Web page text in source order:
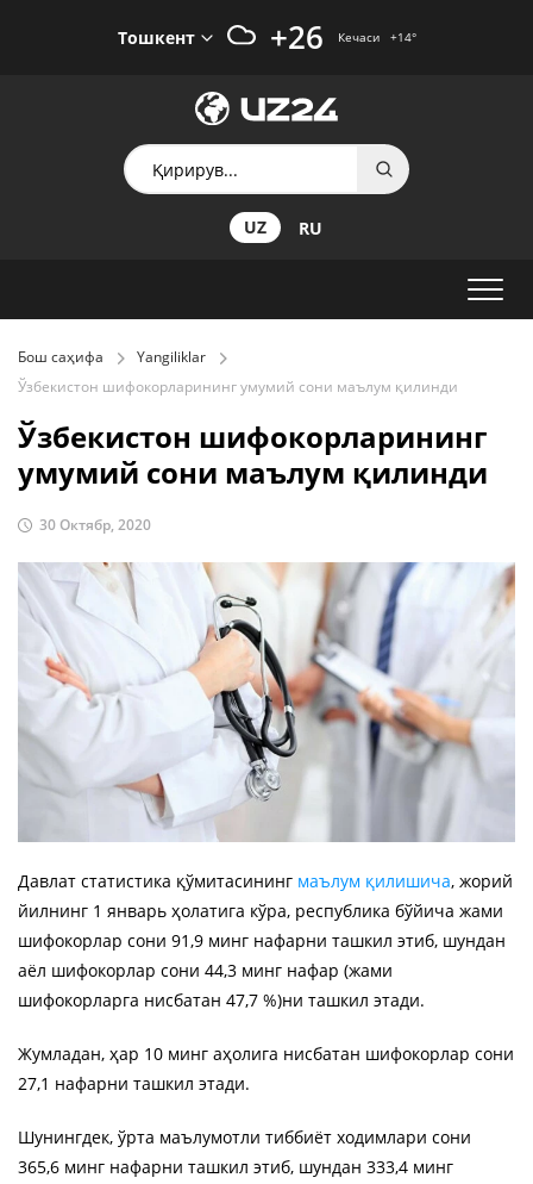
Тошкент +26 Кечаси +14°
UZ RU
Бош саҳифа
Yangiliklar
Ўзбекистон шифокорларининг умумий сони маълум қилинди
Ўзбекистон шифокорларининг
умумий сони маълум қилинди
30 Октябр, 2020
Давлат статистика қўмитасининг маълум қилишича, жорий
йилнинг 1 январь ҳолатига кўра, республика бўйича жами
шифокорлар сони 91,9 минг нафарни ташкил этиб, шундан
аёл шифокорлар сони 44,3 минг нафар (жами
шифокорларга нисбатан 47,7 %)ни ташкил этади.
Жумладан, ҳар 10 минг аҳолига нисбатан шифокорлар сони
27,1 нафарни ташкил этади.
Шунингдек, ўрта маълумотли тиббиёт ходимлари сони
365,6 минг нафарни ташкил этиб, шундан 333,4 минг